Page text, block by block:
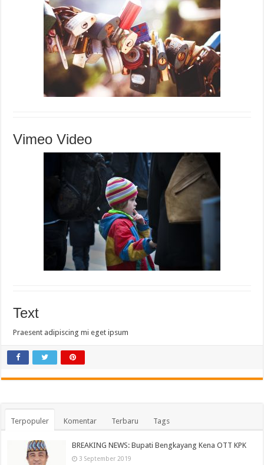
Vimeo Video
Text
Praesent adipiscing mi eget ipsum
Terpopuler Komentar Terbaru Tags
BREAKING NEWS: Bupati Bengkayang Kena OTT KPK
3 September 2019